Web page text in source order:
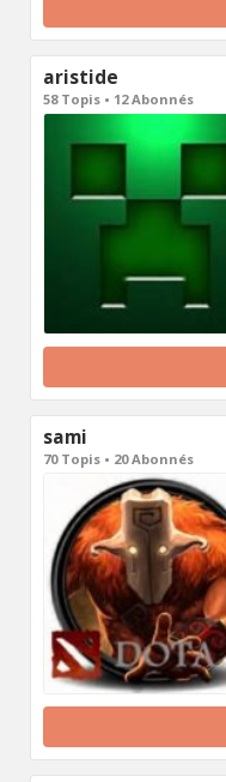
aristide
58 Topis • 12 Abonnés
sami
70 Topis • 20 Abonnés